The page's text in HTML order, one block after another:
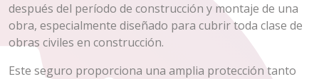
después del período de construcción y montaje de una
obra, especialmente diseñado para cubrir toda clase de
obras civiles en construcción.
Este seguro proporciona una amplia protección tanto